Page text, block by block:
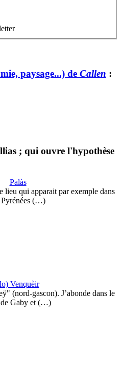
paysage...) de Callen :
; qui ouvre l'hypothèse
Palàs
lieu qui apparait par exemple dans
Pyrénées (…)
Venquèir
(nord-gascon). J’abonde dans le
de Gaby et (…)